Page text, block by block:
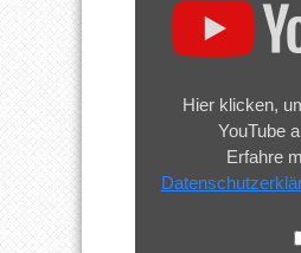
What
Know“
Hier klicken,
YouTube
Erfahre